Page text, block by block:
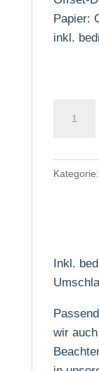
Papier:
inkl.
Kategorie:
Inkl.
wir